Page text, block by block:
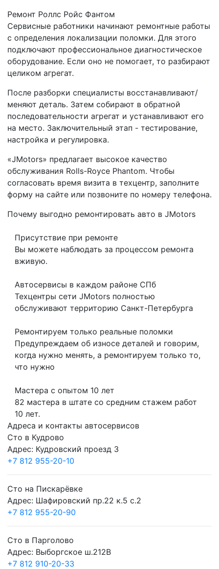
Ремонт Роллс Ройс Фантом
Сервисные работники начинают ремонтные работы
с определения локализации поломки. Для этого
подключают профессиональное диагностическое
оборудование. Если оно не помогает, то разбирают
целиком агрегат.
После разборки специалисты восстанавливают/
меняют деталь. Затем собирают в обратной
последовательности агрегат и устанавливают его
на место. Заключительный этап - тестирование,
настройка и регулировка.
«JMotors» предлагает высокое качество
обслуживания Rolls-Royce Phantom. Чтобы
согласовать время визита в техцентр, заполните
форму на сайте или позвоните по номеру телефона.
Почему выгодно ремонтировать авто в JMotors
Присутствие при ремонте
Вы можете наблюдать за процессом ремонта
вживую.
Автосервисы в каждом районе СПб
Техцентры сети JMotors полностью
обслуживают территорию Санкт-Петербурга
Ремонтируем только реальные поломки
Предупреждаем об износе деталей и говорим,
когда нужно менять, а ремонтируем только то,
что нужно
Мастера с опытом 10 лет
82 мастера в штате со средним стажем работ
10 лет.
Адреса и контакты автосервисов
Сто в Кудрово
Адрес: Кудровский проезд 3
+7 812 955-20-10
Сто на Пискарёвке
Адрес: Шафировский пр.22 к.5 с.2
+7 812 955-20-90
Сто в Парголово
Адрес: Выборгское ш.212В
+7 812 910-20-33